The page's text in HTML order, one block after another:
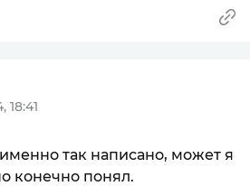
18:41
так написано, может я
конечно понял.